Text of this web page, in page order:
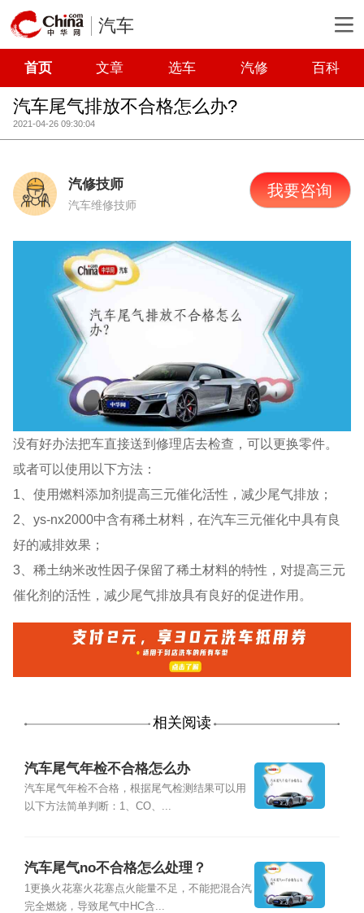
汽车
首页 文章 选车 汽修 百科
汽车尾气排放不合格怎么办?
2021-04-26 09:30:04
汽修技师
汽车维修技师
我要咨询
没有好办法把车直接送到修理店去检查，可以更换零件。
或者可以使用以下方法：
1、使用燃料添加剂提高三元催化活性，减少尾气排放；
2、ys-nx2000中含有稀土材料，在汽车三元催化中具有良
好的减排效果；
3、稀土纳米改性因子保留了稀土材料的特性，对提高三元
催化剂的活性，减少尾气排放具有良好的促进作用。
相关阅读
汽车尾气年检不合格怎么办
汽车尾气年检不合格，根据尾气检测结果可以用
以下方法简单判断：1、CO、...
汽车尾气no不合格怎么处理？
1更换火花塞火花塞点火能量不足，不能把混合汽
完全燃烧，导致尾气中HC含...